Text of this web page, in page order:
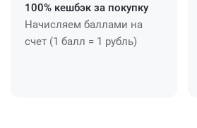
100% кешбэк за покупку
Начисляем баллами на
счет (1 балл = 1 рубль)